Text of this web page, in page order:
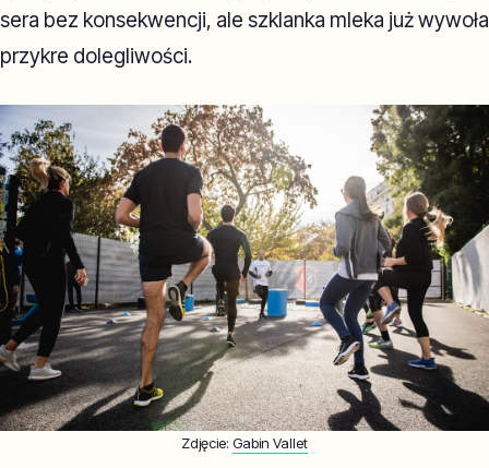
sera bez konsekwencji, ale szklanka mleka już wywoła
przykre dolegliwości.
Zdjęcie: Gabin Vallet